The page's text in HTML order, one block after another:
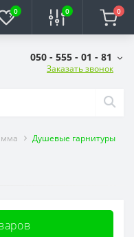
0 0 0
050 - 555 - 01 - 81
Заказать звонок
Душевые гарнитуры